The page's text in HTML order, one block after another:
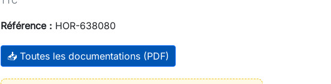
Référence : HOR-638080
📥 Toutes les documentations (PDF)